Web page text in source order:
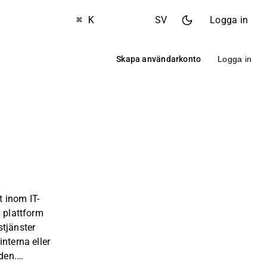
⌘ K SV Logga in
Skapa användarkonto Logga in
inom IT-
plattform
eller